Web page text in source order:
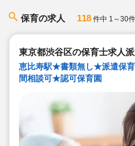
保育の求人 118 件中 1～30
東京都渋谷区の保育士求人
恵比寿駅★書類無し★派遣保
間相談可★認可保育園